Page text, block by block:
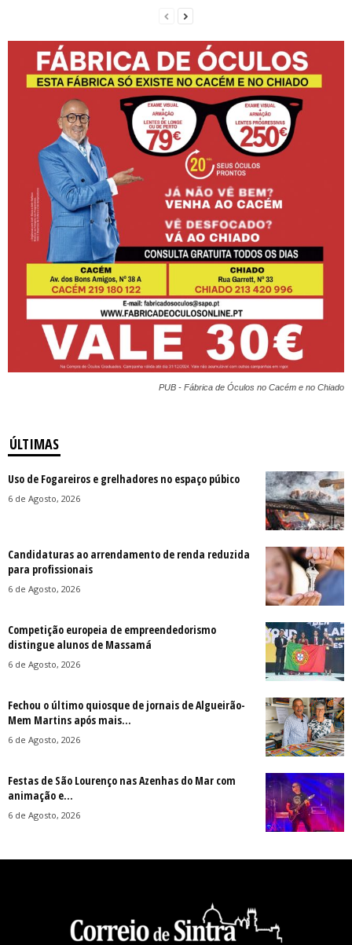
PUB - Fábrica de Óculos no Cacém e no Chiado
ÚLTIMAS
Uso de Fogareiros e grelhadores no espaço púbico
6 de Agosto, 2026
Candidaturas ao arrendamento de renda reduzida
para profissionais
6 de Agosto, 2026
Competição europeia de empreendedorismo
distingue alunos de Massamá
6 de Agosto, 2026
Fechou o último quiosque de jornais de Algueirão-
Mem Martins após mais...
6 de Agosto, 2026
Festas de São Lourenço nas Azenhas do Mar com
animação e...
6 de Agosto, 2026